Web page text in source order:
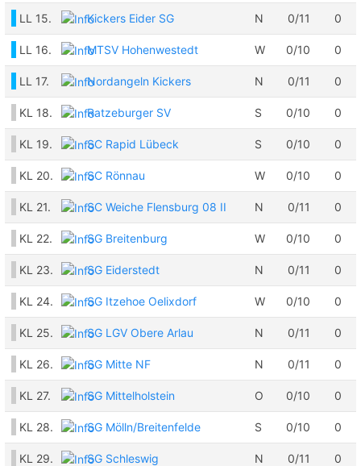
LL 15. Kickers Eider SG N 0/11 0
LL 16. MTSV Hohenwestedt W 0/10 0
LL 17. Nordangeln Kickers N 0/11 0
KL 18. Ratzeburger SV S 0/10 0
KL 19. SC Rapid Lübeck S 0/10 0
KL 20. SC Rönnau W 0/10 0
KL 21. SC Weiche Flensburg 08 II N 0/11 0
KL 22. SG Breitenburg W 0/10 0
KL 23. SG Eiderstedt N 0/11 0
KL 24. SG Itzehoe Oelixdorf W 0/10 0
KL 25. SG LGV Obere Arlau N 0/11 0
KL 26. SG Mitte NF N 0/11 0
KL 27. SG Mittelholstein O 0/10 0
KL 28. SG Mölln/​Breitenfelde S 0/10 0
KL 29. SG Schleswig N 0/11 0